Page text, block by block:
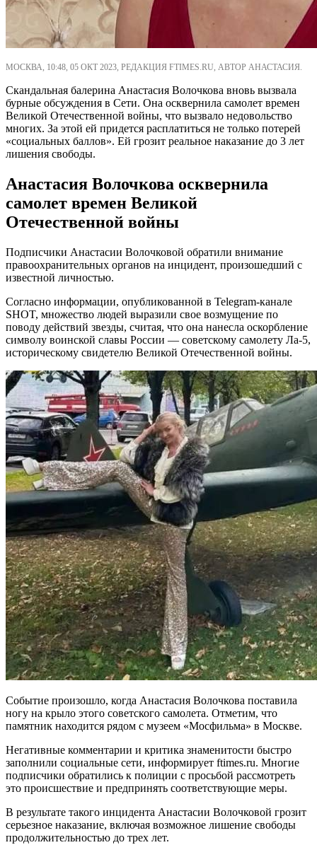
МОСКВА, 10:48, 05 ОКТ 2023, РЕДАКЦИЯ FTIMES.RU, АВТОР АНАСТАСИЯ.
Скандальная балерина Анастасия Волочкова вновь вызвала
бурные обсуждения в Сети. Она осквернила самолет времен
Великой Отечественной войны, что вызвало недовольство
многих. За этой ей придется расплатиться не только потерей
«социальных баллов». Ей грозит реальное наказание до 3 лет
лишения свободы.
Анастасия Волочкова осквернила
самолет времен Великой
Отечественной войны
Подписчики Анастасии Волочковой обратили внимание
правоохранительных органов на инцидент, произошедший с
известной личностью.
Согласно информации, опубликованной в Telegram-канале
SHOT, множество людей выразили свое возмущение по
поводу действий звезды, считая, что она нанесла оскорбление
символу воинской славы России — советскому самолету Ла-5,
историческому свидетелю Великой Отечественной войны.
Событие произошло, когда Анастасия Волочкова поставила
ногу на крыло этого советского самолета. Отметим, что
памятник находится рядом с музеем «Мосфильма» в Москве.
Негативные комментарии и критика знаменитости быстро
заполнили социальные сети, информирует ftimes.ru. Многие
подписчики обратились к полиции с просьбой рассмотреть
это происшествие и предпринять соответствующие меры.
В результате такого инцидента Анастасии Волочковой грозит
серьезное наказание, включая возможное лишение свободы
продолжительностью до трех лет.